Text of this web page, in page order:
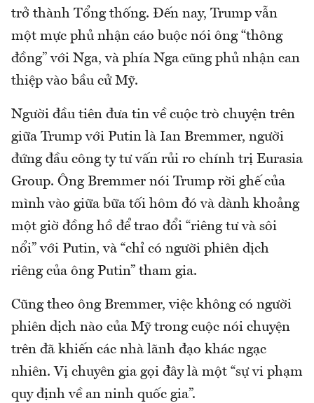
trở thành Tổng thống. Đến nay, Trump vẫn
một mực phủ nhận cáo buộc nói ông “thông
đồng” với Nga, và phía Nga cũng phủ nhận can
thiệp vào bầu cử Mỹ.
Người đầu tiên đưa tin về cuộc trò chuyện trên
giữa Trump với Putin là Ian Bremmer, người
đứng đầu công ty tư vấn rủi ro chính trị Eurasia
Group. Ông Bremmer nói Trump rời ghế của
mình vào giữa bữa tối hôm đó và dành khoảng
một giờ đồng hồ để trao đổi “riêng tư và sôi
nổi” với Putin, và “chỉ có người phiên dịch
riêng của ông Putin” tham gia.
Cũng theo ông Bremmer, việc không có người
phiên dịch nào của Mỹ trong cuộc nói chuyện
trên đã khiến các nhà lãnh đạo khác ngạc
nhiên. Vị chuyên gia gọi đây là một “sự vi phạm
quy định về an ninh quốc gia”.